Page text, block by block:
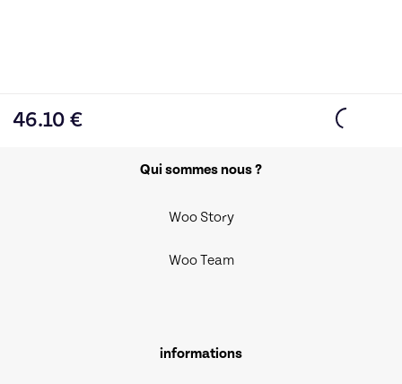
46.10 €
Qui sommes nous ?
Woo Story
Woo Team
informations